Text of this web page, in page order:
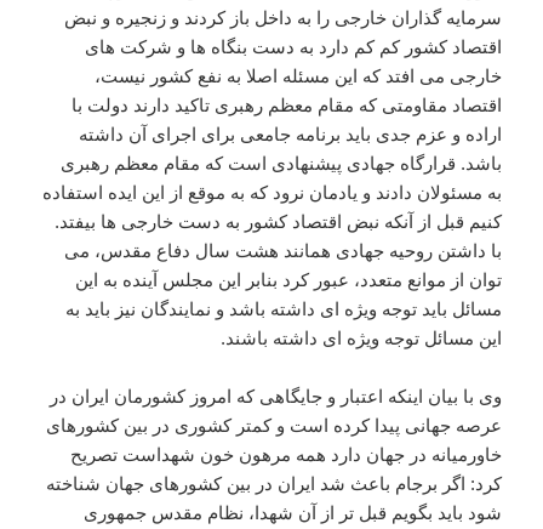
سرمایه گذاران خارجی را به داخل باز کردند و زنجیره و نبض
اقتصاد کشور کم کم دارد به دست بنگاه ها و شرکت های
خارجی می افتد که این مسئله اصلا به نفع کشور نیست،
اقتصاد مقاومتی که مقام معظم رهبری تاکید دارند دولت با
اراده و عزم جدی باید برنامه جامعی برای اجرای آن داشته
باشد. قرارگاه جهادی پیشنهادی است که مقام معظم رهبری
به مسئولان دادند و یادمان نرود که به موقع از این ایده استفاده
کنیم قبل از آنکه نبض اقتصاد کشور به دست خارجی ها بیفتد.
با داشتن روحیه جهادی همانند هشت سال دفاع مقدس، می
توان از موانع متعدد، عبور کرد بنابر این مجلس آینده به این
مسائل باید توجه ویژه ای داشته باشد و نمایندگان نیز باید به
این مسائل توجه ویژه ای داشته باشند.
وی با بیان اینکه اعتبار و جایگاهی که امروز کشورمان ایران در
عرصه جهانی پیدا کرده است و کمتر کشوری در بین کشورهای
خاورمیانه در جهان دارد همه مرهون خون شهداست تصریح
کرد: اگر برجام باعث شد ایران در بین کشورهای جهان شناخته
شود باید بگویم قبل تر از آن شهدا، نظام مقدس جمهوری